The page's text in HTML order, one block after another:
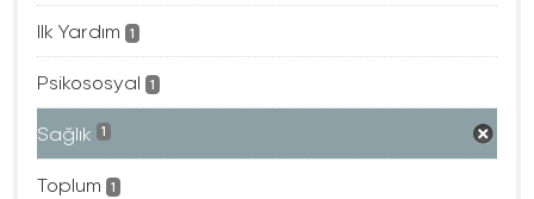
Ilk Yardım 1
Psikososyal 1
Sağlık 1
Toplum 1